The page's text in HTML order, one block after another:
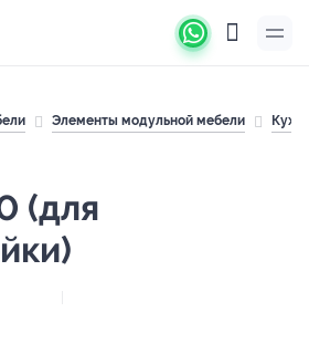
Элементы модульной мебели
(для